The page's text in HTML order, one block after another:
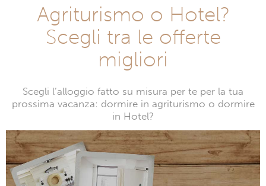
Agriturismo o Hotel?
Scegli tra le offerte
migliori
Scegli l’alloggio fatto su misura per te per la tua
prossima vacanza: dormire in agriturismo o dormire
in Hotel?